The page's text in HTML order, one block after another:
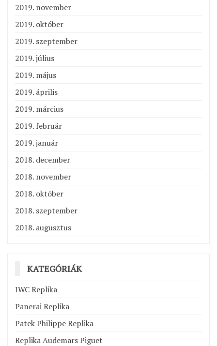
2019. november
2019. október
2019. szeptember
2019. július
2019. május
2019. április
2019. március
2019. február
2019. január
2018. december
2018. november
2018. október
2018. szeptember
2018. augusztus
KATEGÓRIÁK
IWC Replika
Panerai Replika
Patek Philippe Replika
Replika Audemars Piguet